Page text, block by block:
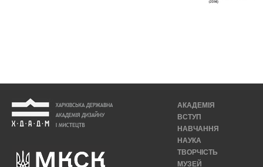
АКАДЕМІЯ
ВСТУП
НАВЧАННЯ
НАУКА
ТВОРЧІСТЬ
МУЗЕЙ